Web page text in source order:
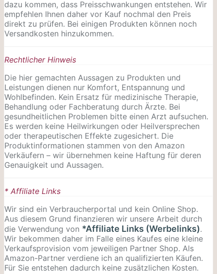
dazu kommen, dass Preisschwankungen entstehen. Wir
empfehlen Ihnen daher vor Kauf nochmal den Preis
direkt zu prüfen. Bei einigen Produkten können noch
Versandkosten hinzukommen.
Rechtlicher Hinweis
Die hier gemachten Aussagen zu Produkten und
Leistungen dienen nur Komfort, Entspannung und
Wohlbefinden. Kein Ersatz für medizinische Therapie,
Behandlung oder Fachberatung durch Ärzte. Bei
gesundheitlichen Problemen bitte einen Arzt aufsuchen.
Es werden keine Heilwirkungen oder Heilversprechen
oder therapeutischen Effekte zugesichert. Die
Produktinformationen stammen von den Amazon
Verkäufern – wir übernehmen keine Haftung für deren
Genauigkeit und Aussagen.
* Affiliate Links
Wir sind ein Verbraucherportal und kein Online Shop.
Aus diesem Grund finanzieren wir unsere Arbeit durch
die Verwendung von *Affiliate Links (Werbelinks).
Wir bekommen daher im Falle eines Kaufes eine kleine
Verkaufsprovision vom jeweiligen Partner Shop. Als
Amazon-Partner verdiene ich an qualifizierten Käufen.
Für Sie entstehen dadurch keine zusätzlichen Kosten.